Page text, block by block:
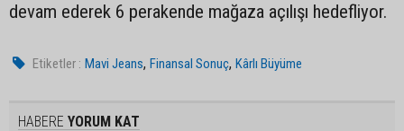
devam ederek 6 perakende mağaza açılışı hedefliyor.
Etiketler : Mavi Jeans,Finansal Sonuç,Kârlı Büyüme
HABERE YORUM KAT